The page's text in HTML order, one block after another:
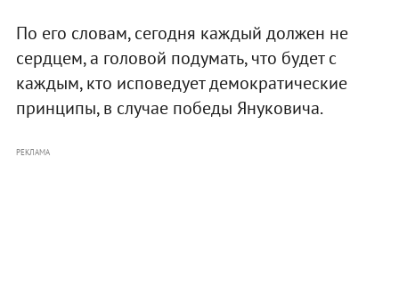
По его словам, сегодня каждый должен не
сердцем, а головой подумать, что будет с
каждым, кто исповедует демократические
принципы, в случае победы Януковича.
РЕКЛАМА